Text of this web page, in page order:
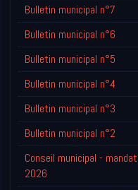
Bulletin municipal n°7
Bulletin municipal n°6
Bulletin municipal n°5
Bulletin municipal n°4
Bulletin municipal n°3
Bulletin municipal n°2
Conseil municipal -
2026